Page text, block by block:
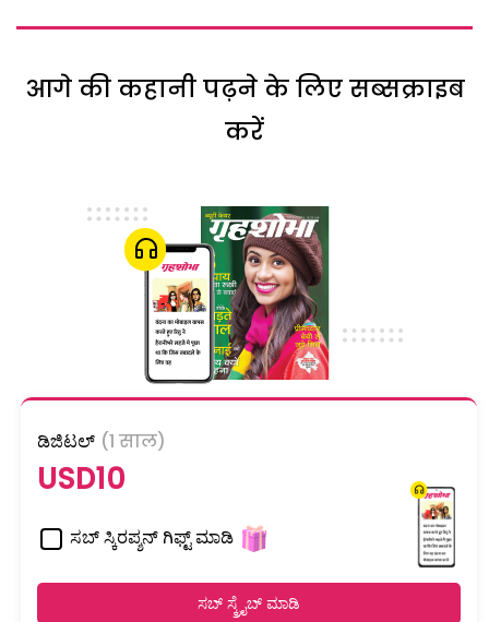
आगे की कहानी पढ़ने के लिए सब्सक्राइब
करें
ಡಿಜಿಟಲ್ (1 साल)
USD10
ಸಬ್ ಸ್ಕಿರಪ್ಶನ್ ಗಿಫ್ಟ್ ಮಾಡಿ
ಸಬ್ ಸ್ಕ್ರೈಬ್ ಮಾಡಿ